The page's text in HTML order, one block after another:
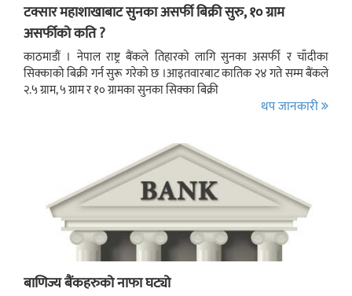
टक्सार महाशाखाबाट सुनका असर्फी बिक्री सुरु, १० ग्राम
असर्फीको कति ?
काठमाडौं । नेपाल राष्ट्र बैंकले तिहारको लागि सुनका असर्फी र चाँदीका
सिक्काको बिक्री गर्न सुरू गरेको छ ।आइतवारबाट कातिक २४ गते सम्म बैंकले
२.५ ग्राम, ५ ग्राम र १० ग्रामका सुनका सिक्का बिक्री
थप जानकारी
बाणिज्य बैंकहरुको नाफा घट्यो